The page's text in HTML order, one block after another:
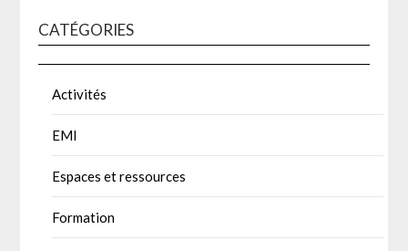
CATÉGORIES
Activités
EMI
Espaces et ressources
Formation